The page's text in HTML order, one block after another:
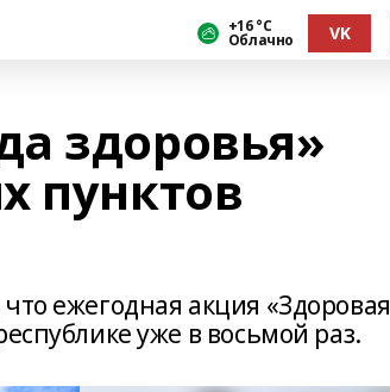
+16 °С
Облачно VK
здоровья»
пунктов
ежегодная акция «Здоровая
уже в восьмой раз.